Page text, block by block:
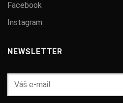
Facebook
Instagram
NEWSLETTER